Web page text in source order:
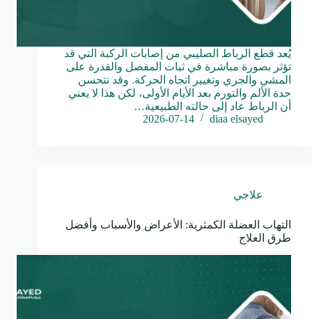
يُعد قطع الرباط الصليبي من إصابات الركبة التي قد
تؤثر بصورة مباشرة في ثبات المفصل والقدرة على
المشي والجري وتغيير اتجاه الحركة. وقد تتحسن
حدة الألم والتورم بعد الأيام الأولى، لكن هذا لا يعني
أن الرباط عاد إلى حالته الطبيعية…
diaa elsayed
2026-07-14
علاجي
التهاب العضلة الكمثرية: الأعراض والأسباب وأفضل
طرق العلاج